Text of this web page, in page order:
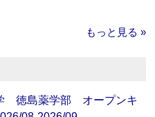
もっと見る »
徳島薬学部 オープンキ